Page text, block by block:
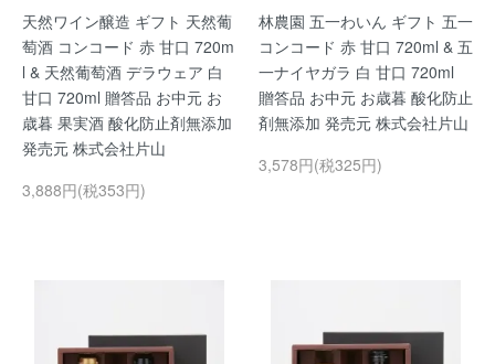
天然ワイン醸造 ギフト 天然葡
萄酒 コンコード 赤 甘口 720m
l & 天然葡萄酒 デラウェア 白
甘口 720ml 贈答品 お中元 お
歳暮 果実酒 酸化防止剤無添加
発売元 株式会社片山
3,888円(税353円)
林農園 五一わいん ギフト 五一
コンコード 赤 甘口 720ml & 五
一ナイヤガラ 白 甘口 720ml
贈答品 お中元 お歳暮 酸化防止
剤無添加 発売元 株式会社片山
3,578円(税325円)